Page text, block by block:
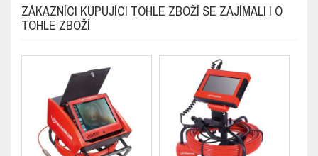
ZÁKAZNÍCI KUPUJÍCI TOHLE ZBOŽÍ SE ZAJÍMALI I O
TOHLE ZBOŽÍ